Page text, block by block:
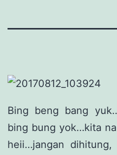
Bing beng bang
bing bung yok…kita
heii…jangan